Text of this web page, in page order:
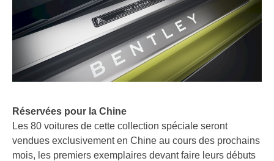
Réservées pour la Chine
Les 80 voitures de cette collection spéciale seront
vendues exclusivement en Chine au cours des prochains
mois, les premiers exemplaires devant faire leurs débuts